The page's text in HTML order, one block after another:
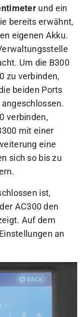
und ein
bereits erwähnt,
eigenen Akku.
Um die B300
zu verbinden,
beiden Ports
verbinden,
mit einer
eine
sich so bis zu
ist,
der AC300 den
Auf dem
an